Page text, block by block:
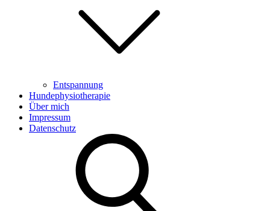
Entspannung
Hundephysiotherapie
Über mich
Impressum
Datenschutz